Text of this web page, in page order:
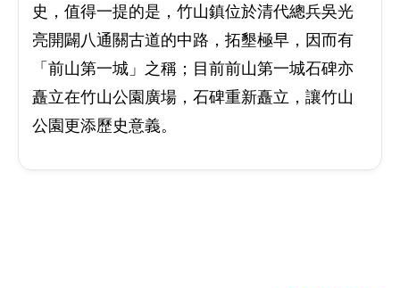
史，值得一提的是，竹山鎮位於清代總兵吳光
亮開闢八通關古道的中路，拓墾極早，因而有
「前山第一城」之稱；目前前山第一城石碑亦
矗立在竹山公園廣場，石碑重新矗立，讓竹山
公園更添歷史意義。